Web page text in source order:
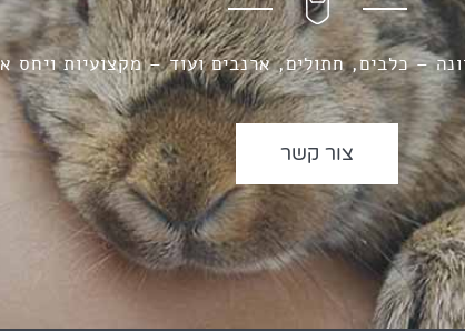
– כלבים, חתולים, ארנבים ועוד – מקצועיות ויחס
צור קשר